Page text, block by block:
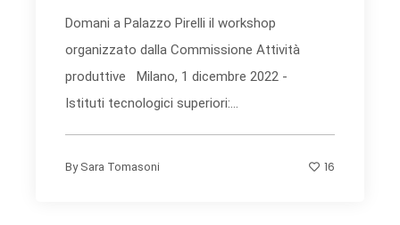
Domani a Palazzo Pirelli il workshop
organizzato dalla Commissione Attività
produttive Milano, 1 dicembre 2022 -
Istituti tecnologici superiori:...
By Sara Tomasoni 16